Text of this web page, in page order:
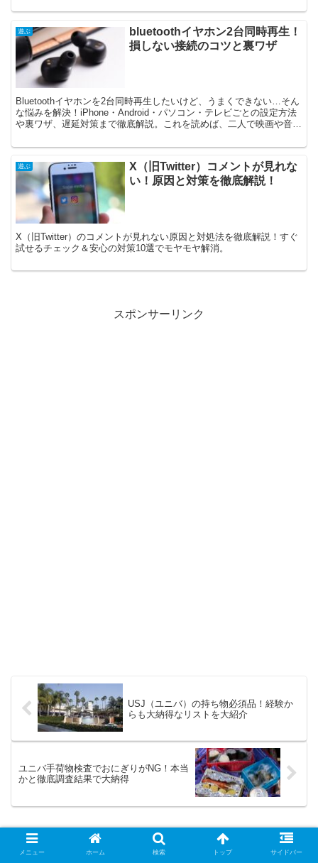
遊ぶ
bluetoothイヤホン2台同時再生！
損しない接続のコツと裏ワザ
Bluetoothイヤホンを2台同時再生したいけど、うまくできない…そん
な悩みを解決！iPhone・Android・パソコン・テレビごとの設定方法
や裏ワザ、遅延対策まで徹底解説。これを読めば、二人で映画や音楽
遊ぶ
X（旧Twitter）コメントが見れな
い！原因と対策を徹底解説！
X（旧Twitter）のコメントが見れない原因と対処法を徹底解説！すぐ
試せるチェック＆安心の対策10選でモヤモヤ解消。
スポンサーリンク
USJ（ユニバ）の持ち物必須品！経験か
らも大納得なリストを大紹介
ユニバ手荷物検査でおにぎりがNG！本当
かと徹底調査結果で大納得
ホーム 遊ぶ ユニバ
メニュー ホーム 検索 トップ サイドバー